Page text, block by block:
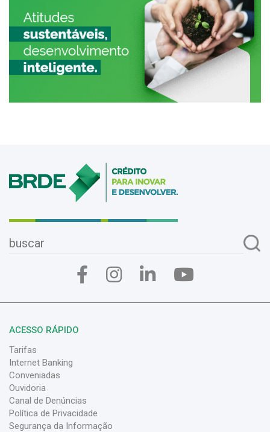
ACESSO RÁPIDO
Tarifas
Internet Banking
Conveniadas
Ouvidoria
Canal de Denúncias
Política de Privacidade
Segurança da Informação